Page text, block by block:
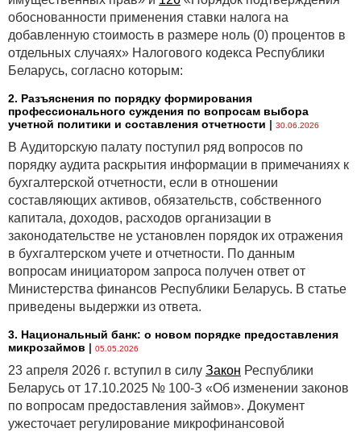
обоснованности применения ставки налога на
добавленную стоимость в размере ноль (0) процентов в
отдельных случаях» Налогового кодекса Республики
Беларусь, согласно которым:
2. Разъяснения по порядку формирования
профессионального суждения по вопросам выбора
учетной политики и составления отчетности | 30.06.2026
В Аудиторскую палату поступил ряд вопросов по
порядку аудита раскрытия информации в примечаниях к
бухгалтерской отчетности, если в отношении
составляющих активов, обязательств, собственного
капитала, доходов, расходов организации в
законодательстве не установлен порядок их отражения
в бухгалтерском учете и отчетности. По данным
вопросам инициатором запроса получен ответ от
Министерства финансов Республики Беларусь. В статье
приведены выдержки из ответа.
3. Национальный банк: о новом порядке предоставления
микрозаймов | 05.05.2026
23 апреля 2026 г. вступил в силу Закон Республики
Беларусь от 17.10.2025 № 100-З «Об изменении законов
по вопросам предоставления займов». Документ
ужесточает регулирование микрофинансовой